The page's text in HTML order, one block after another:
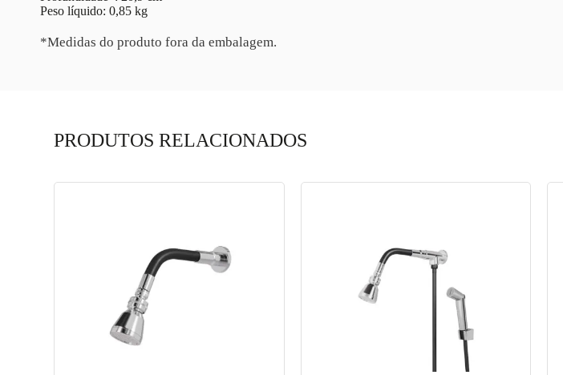
Peso líquido: 0,85 kg
*Medidas do produto fora da embalagem.
PRODUTOS RELACIONADOS